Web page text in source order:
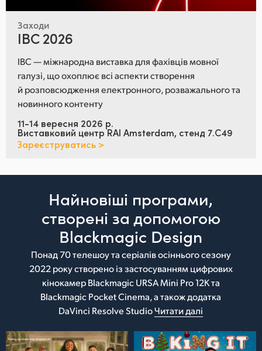
Заходи
IBC 2026
IBC — міжнародна виставка для фахівців мовної
галузі, що охоплює всі аспекти створення
й розповсюдження електронного, розважального та
новинного контенту
11-14 вересня 2026 р.
Виставковий центр RAI Amsterdam, стенд 7.C49
Зареєструватись >
Найновіші програми,
створені за допомогою
Blackmagic Design
Понад 70 телешоу та серіалів осіннього сезону
2022 року створено із застосуванням цифрових
кінокамер Blackmagic URSA Mini Pro 12K та
Blackmagic Pocket Cinema, а також додатка
DaVinci Resolve StudioЧитати далі